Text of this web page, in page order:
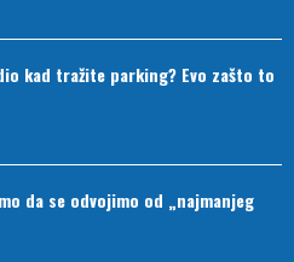
kad tražite parking? Evo zašto to
da se odvojimo od „najmanjeg